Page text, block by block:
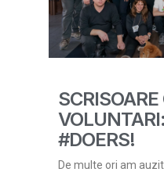
#DOERS!
De multe ori am